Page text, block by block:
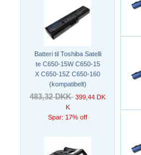
Batteri til Toshiba Satelli
te C650-15W C650-15
X C650-15Z C650-160
(kompatibelt)
483,32 DKK 399,44 DK
K
Spar: 17% off